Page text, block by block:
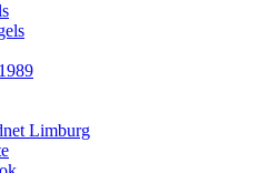
Limburg